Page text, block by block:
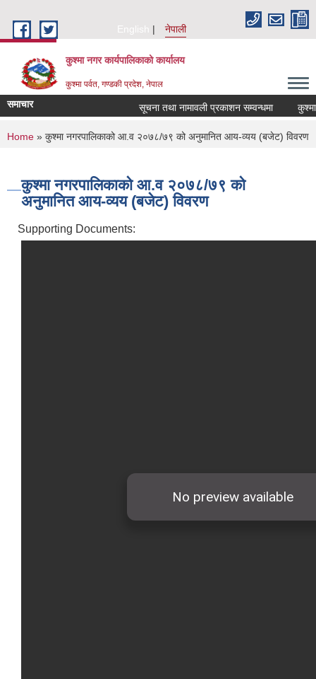
English
नेपाली
कुश्मा नगर कार्यपालिकाको कार्यालय
कुश्मा पर्वत, गण्डकी प्रदेश, नेपाल
समाचार सूचना तथा नामावली प्रकाशन सम्वन्धमा कुश्मा
You are here
Home » कुश्मा नगरपालिकाको आ.व २०७८/७९ को अनुमानित आय-व्यय (बजेट) विवरण
कुश्मा नगरपालिकाको आ.व २०७८/७९ को
अनुमानित आय-व्यय (बजेट) विवरण
Supporting Documents: